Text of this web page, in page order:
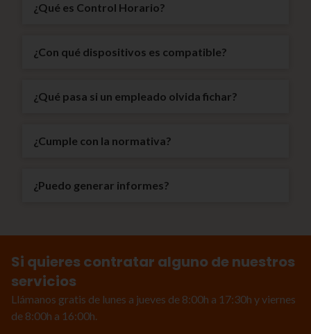
¿Qué es Control Horario?
¿Con qué dispositivos es compatible?
¿Qué pasa si un empleado olvida fichar?
¿Cumple con la normativa?
¿Puedo generar informes?
Si quieres contratar alguno de nuestros
servicios
Llámanos gratis de lunes a jueves de 8:00h a 17:30h y viernes
de 8:00h a 16:00h.